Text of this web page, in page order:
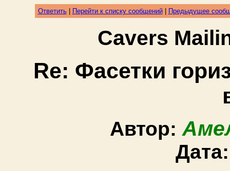
Ответить| Перейти к списку сообщений| Предыдущее
Cavers
Re: Фасетки
Автор: